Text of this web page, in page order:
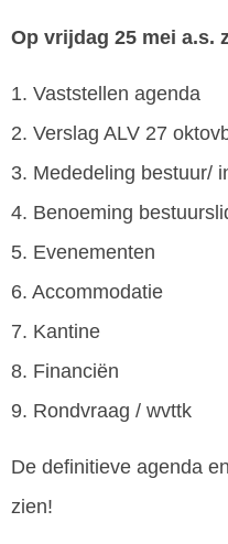
Op vrijdag 25 mei a.s.
1. Vaststellen agenda
2. Verslag ALV 27
3. Mededeling bestuur/
4. Benoeming
5. Evenementen
6. Accommodatie
7. Kantine
8. Financiën
9. Rondvraag / wvttk
De definitieve agenda
zien!